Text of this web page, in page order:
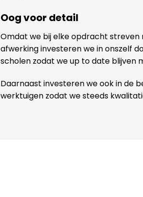
Oog voor detail
Omdat we bij elke opdracht
afwerking investeren we in onszelf
scholen zodat we up to date blijven
Daarnaast investeren we ook in de
werktuigen zodat we steeds